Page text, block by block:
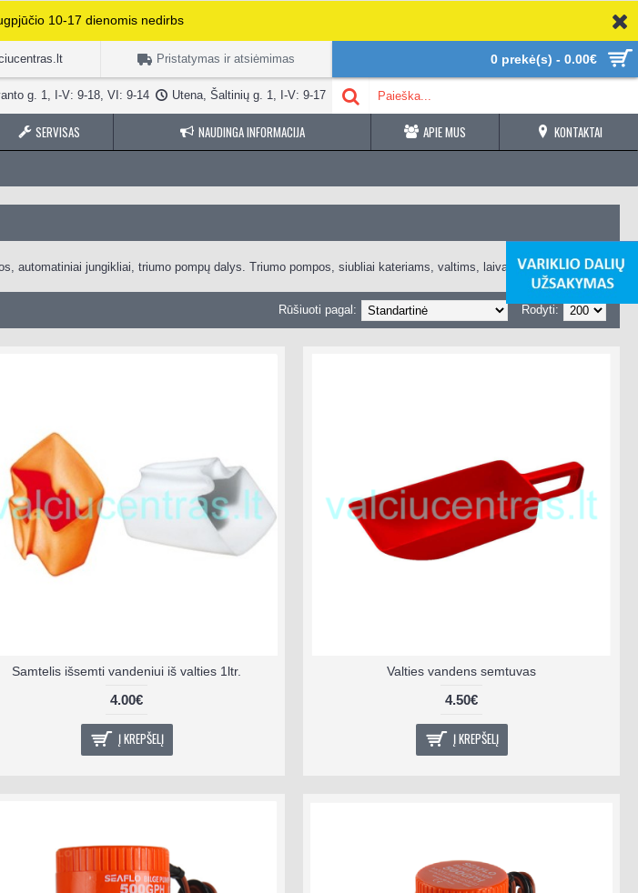
10-17 dienomis nedirbs
Pristatymas ir atsiėmimas 0 prekė(s) - 0.00€
g. 1, I-V: 9-18, VI: 9-14 Utena, Šaltinių g. 1, I-V: 9-17
SERVISAS NAUDINGA INFORMACIJA APIE MUS KONTAKTAI
automatiniai jungikliai, triumo pompų dalys. Triumo pompos, siubliai kateriams, valtims, laivams įvairaus
Rodyti:
Rūšiuoti pagal:
Samtelis išsemti vandeniui iš valties 1ltr.
4.00€
Į KREPŠELĮ
Valties vandens semtuvas
4.50€
Į KREPŠELĮ